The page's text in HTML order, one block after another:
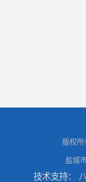
版权所
盐城
技术支持：